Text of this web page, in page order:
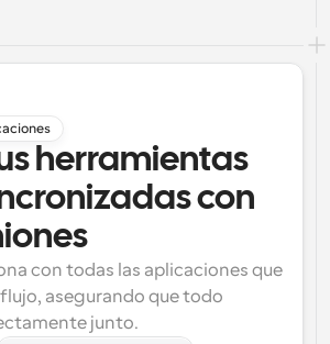
herramientas
con
con todas las aplicaciones que
asegurando que todo
junto.